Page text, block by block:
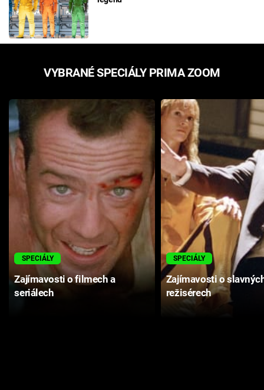
VYBRANÉ SPECIÁLY PRIMA ZOOM
SPECIÁLY
Zajímavosti o filmech a
seriálech
SPECIÁLY
Zajímavosti o
režisérech